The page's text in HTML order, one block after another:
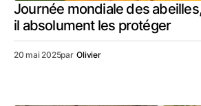
Journée mondiale des
il absolument les protéger
20 mai 2025par Olivier